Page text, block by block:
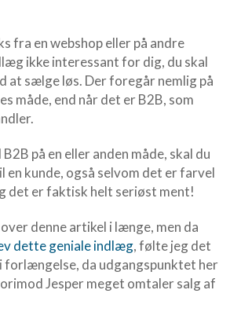
fra en webshop eller på andre
ikke interessant for dig, du skal
sælge løs. Der foregår nemlig på
måde, end når det er B2B, som
på en eller anden måde, skal du
en kunde, også selvom det er farvel
det er faktisk helt seriøst ment!
denne artikel i længe, men da
dette geniale indlæg, følte jeg det
forlængelse, da udgangspunktet her
Jesper meget omtaler salg af